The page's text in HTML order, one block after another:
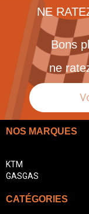
NE
Bons
ne
NOS MARQUES
KTM
GASGAS
CATÉGORIES